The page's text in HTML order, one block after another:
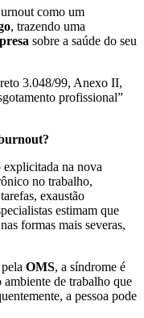
como um
, trazendo uma
sobre a saúde do seu
3.048/99, Anexo II,
profissional”
explicitada na nova
no trabalho,
exaustão
estimam que
formas mais severas,
OMS, a síndrome é
ambiente de trabalho que
a pessoa pode